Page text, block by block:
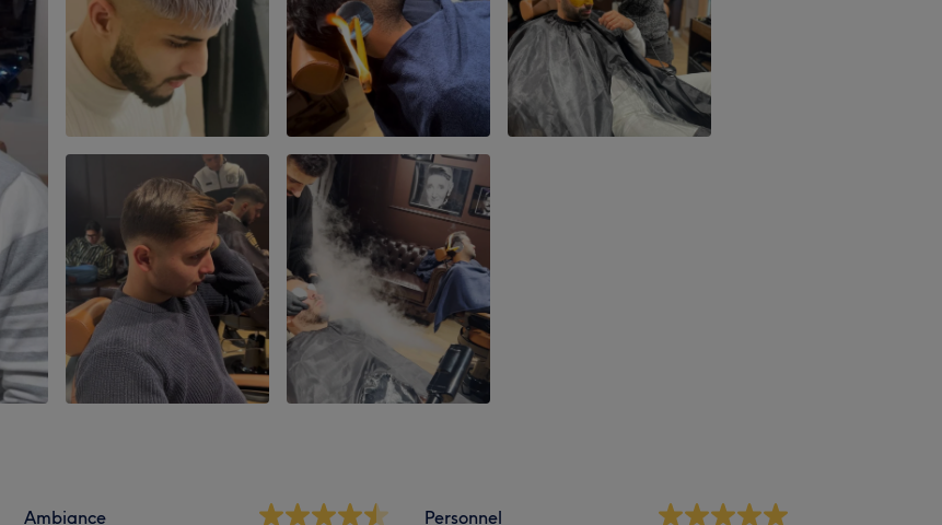
Ambiance Personnel